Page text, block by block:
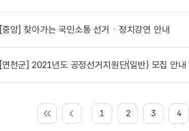
[중앙] 찾아가는 국민소통 선거ㆍ정치강연 안내
[연천군] 2021년도 공정선거지원단(일반) 모집 안내
1 2 3 4